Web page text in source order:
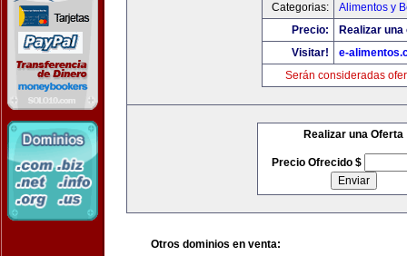
Categorias:
Alimentos y
Precio:
Realizar
Visitar!
e-
Serán consideradas
Realizar una Oferta
Precio Ofrecido $
Otros dominios en venta: